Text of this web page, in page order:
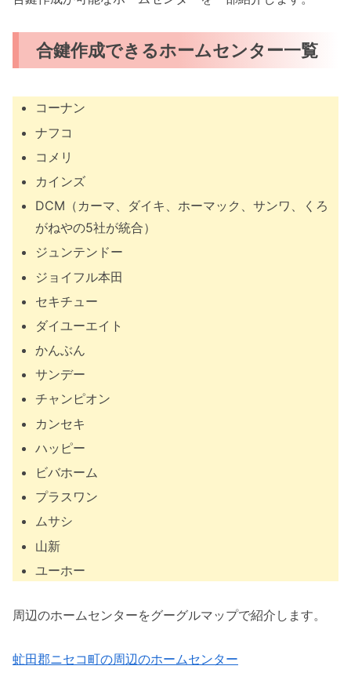
合鍵作成できるホームセンター一覧
コーナン
ナフコ
コメリ
カインズ
DCM（カーマ、ダイキ、ホーマック、サンワ、くろ
がねやの5社が統合）
ジュンテンドー
ジョイフル本田
セキチュー
ダイユーエイト
かんぶん
サンデー
チャンピオン
カンセキ
ハッピー
ビバホーム
プラスワン
ムサシ
山新
ユーホー
周辺のホームセンターをグーグルマップで紹介します。
虻田郡ニセコ町の周辺のホームセンター